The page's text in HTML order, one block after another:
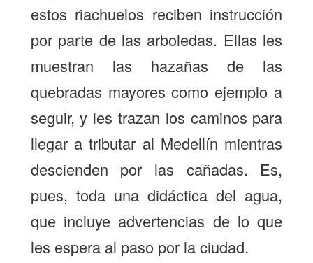
estos riachuelos reciben instrucción
por parte de las arboledas. Ellas les
muestran las hazañas de las
quebradas mayores como ejemplo a
seguir, y les trazan los caminos para
llegar a tributar al Medellín mientras
descienden por las cañadas. Es,
pues, toda una didáctica del agua,
que incluye advertencias de lo que
les espera al paso por la ciudad.